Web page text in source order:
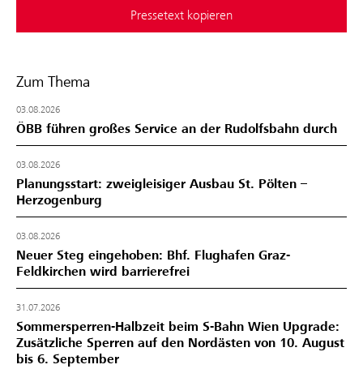
Pressetext kopieren
Zum Thema
03.08.2026
ÖBB führen großes Service an der Rudolfsbahn durch
03.08.2026
Planungsstart: zweigleisiger Ausbau St. Pölten –
Herzogenburg
03.08.2026
Neuer Steg eingehoben: Bhf. Flughafen Graz-
Feldkirchen wird barrierefrei
31.07.2026
Sommersperren-Halbzeit beim S-Bahn Wien Upgrade:
Zusätzliche Sperren auf den Nordästen von 10. August
bis 6. September